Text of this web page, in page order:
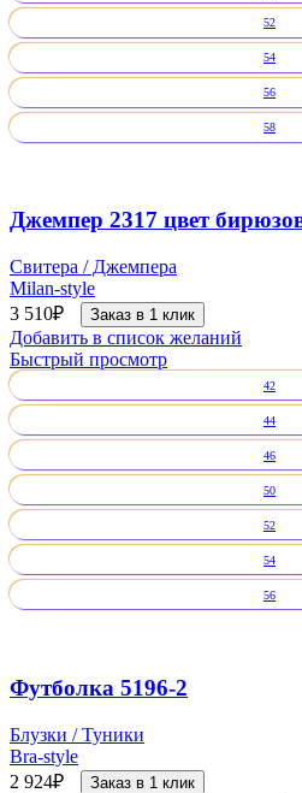
52
54
56
58
Джемпер 2317 цвет
Свитера / Джемпера
Milan-style
3 510₽ Заказ в 1 клик
Добавить в список желаний
Быстрый просмотр
42
44
46
50
52
54
56
Футболка 5196-2
Блузки / Туники
Bra-style
2 924₽ Заказ в 1 клик